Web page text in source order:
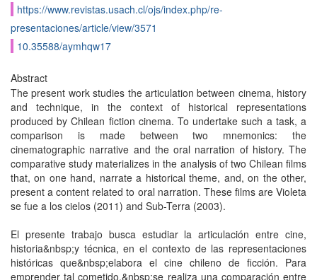
https://www.revistas.usach.cl/ojs/index.php/re-
presentaciones/article/view/3571
10.35588/aymhqw17
Abstract
The present work studies the articulation between cinema, history
and technique, in the context of historical representations
produced by Chilean fiction cinema. To undertake such a task, a
comparison is made between two mnemonics: the
cinematographic narrative and the oral narration of history. The
comparative study materializes in the analysis of two Chilean films
that, on one hand, narrate a historical theme, and, on the other,
present a content related to oral narration. These films are Violeta
se fue a los cielos (2011) and Sub-Terra (2003).
El presente trabajo busca estudiar la articulación entre cine,
historia&nbsp;y técnica, en el contexto de las representaciones
históricas que&nbsp;elabora el cine chileno de ficción. Para
emprender tal cometido,&nbsp;se realiza una comparación entre